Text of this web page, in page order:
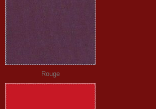
Rouge